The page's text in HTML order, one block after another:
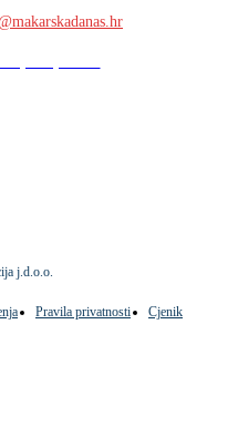
j.d.o.o.
Pravila privatnosti
Cjenik